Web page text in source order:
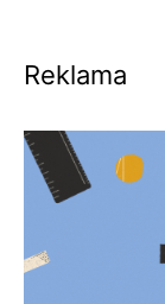
Reklama